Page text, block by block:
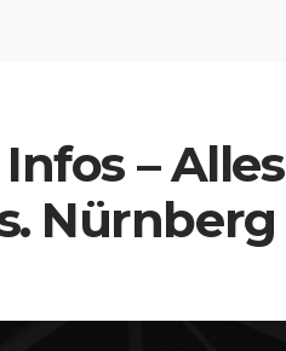
– Alles
Nürnberg